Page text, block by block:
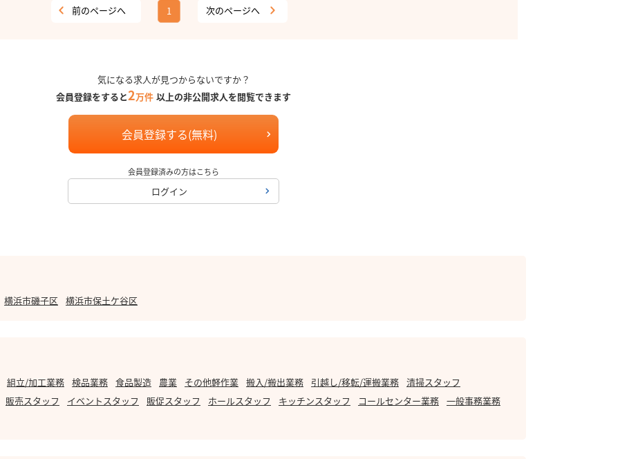
前のページへ 1 次のページへ
気になる求人が見つからないですか？
会員登録をすると2万件 以上の非公開求人を閲覧できます
会員登録する(無料)
会員登録済みの方はこちら
ログイン
横浜市磯子区 横浜市保土ケ谷区
組立/加工業務 検品業務 食品製造 農業 その他軽作業 搬入/搬出業務 引越し/移転/運搬業務 清掃スタッフ
販売スタッフ イベントスタッフ 販促スタッフ ホールスタッフ キッチンスタッフ コールセンター業務 一般事務業務